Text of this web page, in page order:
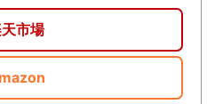
市場